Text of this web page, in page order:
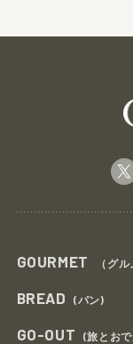
GOURMET （グル
BREAD (パン)
GO-OUT (旅とお